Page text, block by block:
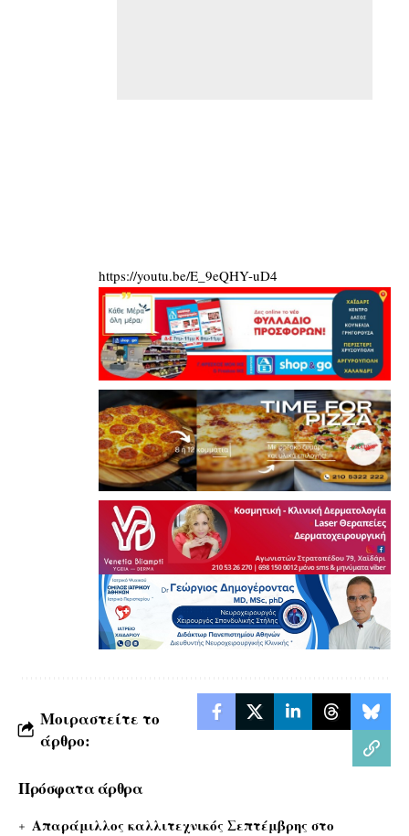
https://youtu.be/E_9eQHY-uD4
Μοιραστείτε το
άρθρο:
Πρόσφατα άρθρα
Απαράμιλλος καλλιτεχνικός Σεπτέμβρης στο